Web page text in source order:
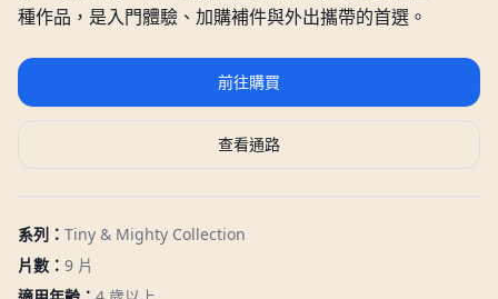
種作品，是入門體驗、加購補件與外出攜帶的首選。
前往購買
查看通路
系列： Tiny & Mighty Collection
片數： 9 片